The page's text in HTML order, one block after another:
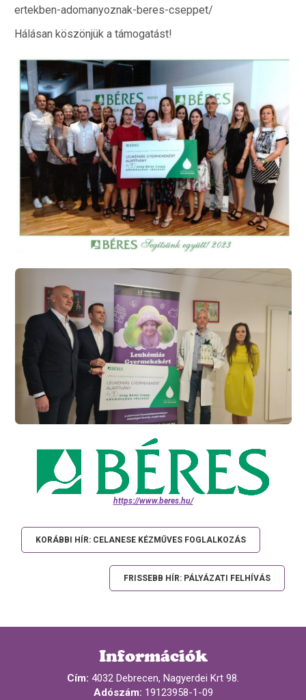
ertekben-adomanyoznak-beres-cseppet/
Hálásan köszönjük a támogatást!
https://www.beres.hu/
KORÁBBI HÍR: CELANESE KÉZMŰVES FOGLALKOZÁS
FRISSEBB HÍR: PÁLYÁZATI FELHÍVÁS
Információk
Cím: 4032 Debrecen, Nagyerdei Krt 98.
Adószám: 19123958-1-09